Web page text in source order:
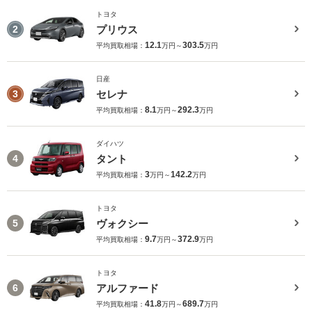
2
トヨタ
プリウス
平均買取相場： 12.1万円～303.5万円
3
日産
セレナ
平均買取相場： 8.1万円～292.3万円
4
ダイハツ
タント
平均買取相場： 3万円～142.2万円
5
トヨタ
ヴォクシー
平均買取相場： 9.7万円～372.9万円
6
トヨタ
アルファード
平均買取相場： 41.8万円～689.7万円